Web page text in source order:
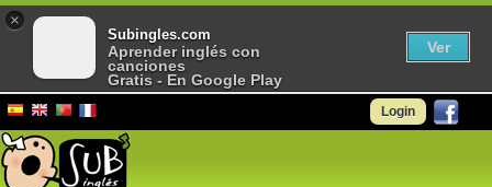
Login
×
Subingles.com
Aprender inglés con
canciones
Gratis - En Google Play
Ver